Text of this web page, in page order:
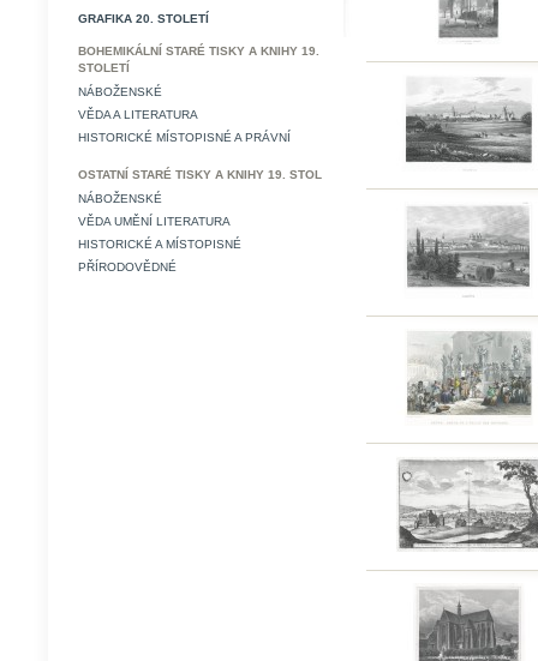
GRAFIKA 20. STOLETÍ
BOHEMIKÁLNÍ STARÉ TISKY A KNIHY 19.
STOLETÍ
NÁBOŽENSKÉ
VĚDA A LITERATURA
HISTORICKÉ MÍSTOPISNÉ A PRÁVNÍ
OSTATNÍ STARÉ TISKY A KNIHY 19. STOL
NÁBOŽENSKÉ
VĚDA UMĚNÍ LITERATURA
HISTORICKÉ A MÍSTOPISNÉ
PŘÍRODOVĚDNÉ